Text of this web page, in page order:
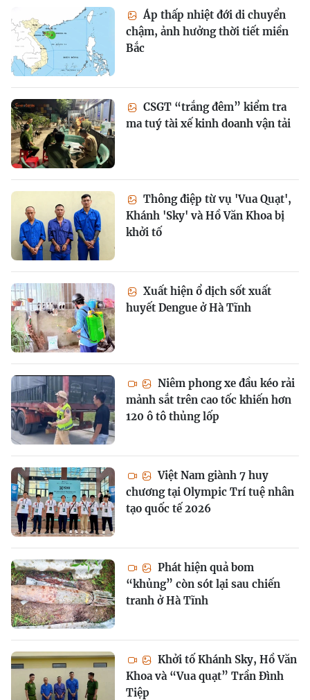
Áp thấp nhiệt đới di chuyển
chậm, ảnh hưởng thời tiết miền
Bắc
CSGT “trắng đêm” kiểm tra
ma tuý tài xế kinh doanh vận tải
Thông điệp từ vụ 'Vua Quạt',
Khánh 'Sky' và Hồ Văn Khoa bị
khởi tố
Xuất hiện ổ dịch sốt xuất
huyết Dengue ở Hà Tĩnh
Niêm phong xe đầu kéo rải
mảnh sắt trên cao tốc khiến hơn
120 ô tô thủng lốp
Việt Nam giành 7 huy
chương tại Olympic Trí tuệ nhân
tạo quốc tế 2026
Phát hiện quả bom
“khủng” còn sót lại sau chiến
tranh ở Hà Tĩnh
Khởi tố Khánh Sky, Hồ Văn
Khoa và “Vua quạt” Trần Đình
Tiệp